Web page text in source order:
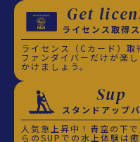
Get
ライセンス取得
ライセンス（Cカード）
ファンダイバーだけが楽
かけましょう。
Sup
スタンドアップ
人気急上昇中！青空の下
らのSUPでの水上体験は